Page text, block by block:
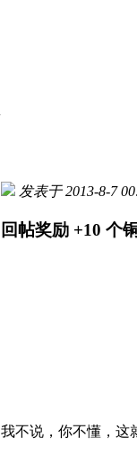
发表于 2013-8-7
回帖奖励 +10 个
我不说，你不懂，这